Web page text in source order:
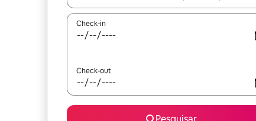
Check-in
Check-out